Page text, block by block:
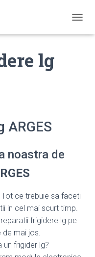
lg
noastra de
ce trebuie sa faceti
in cel mai scurt timp.
frigidere lg pe
de mai jos.
frigider lg?